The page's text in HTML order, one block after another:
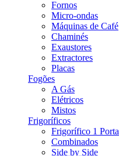
Fornos
Micro-ondas
Máquinas de Café
Chaminés
Exaustores
Extractores
Placas
Fogões
A Gás
Elétricos
Mistos
Frigoríficos
Frigorífico 1 Porta
Combinados
Side by Side